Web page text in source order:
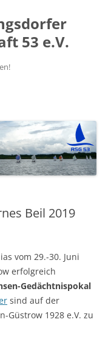
53 e.V.
Beil 2019
vom 29.-30. Juni
erfolgreich
Gedächtnispokal
sind auf der
Güstrow 1928 e.V. zu